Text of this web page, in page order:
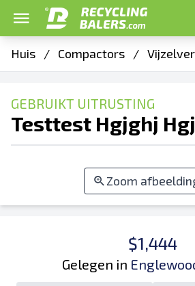
Huis / Compactors /
GEBRUIKT UITRUSTING
Testtest Hgjghj Hgj
Zoom
$1,444
Gelegen in